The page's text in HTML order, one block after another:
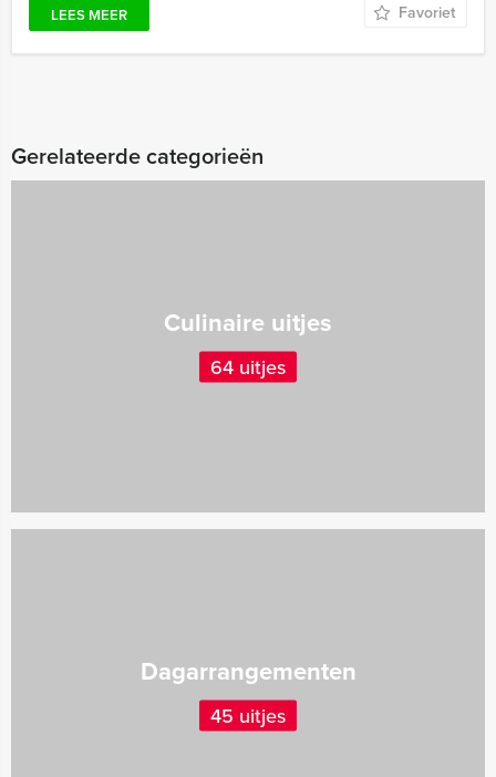
LEES MEER Favoriet
Gerelateerde categorieën
Culinaire uitjes
64 uitjes
Dagarrangementen
45 uitjes